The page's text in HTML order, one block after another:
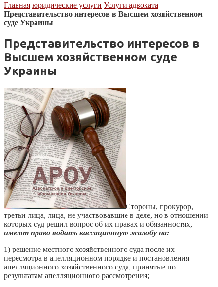
Главная юридические услуги Услуги адвоката
Представительство интересов в Высшем хозяйственном
суде Украины
Представительство интересов в
Высшем хозяйственном суде
Украины
Стороны, прокурор,
третьи лица, лица, не участвовавшие в деле, но в отношении
которых суд решил вопрос об их правах и обязанностях,
имеют право подать кассационную жалобу на:
1) решение местного хозяйственного суда после их
пересмотра в апелляционном порядке и постановления
апелляционного хозяйственного суда, принятые по
результатам апелляционного рассмотрения;